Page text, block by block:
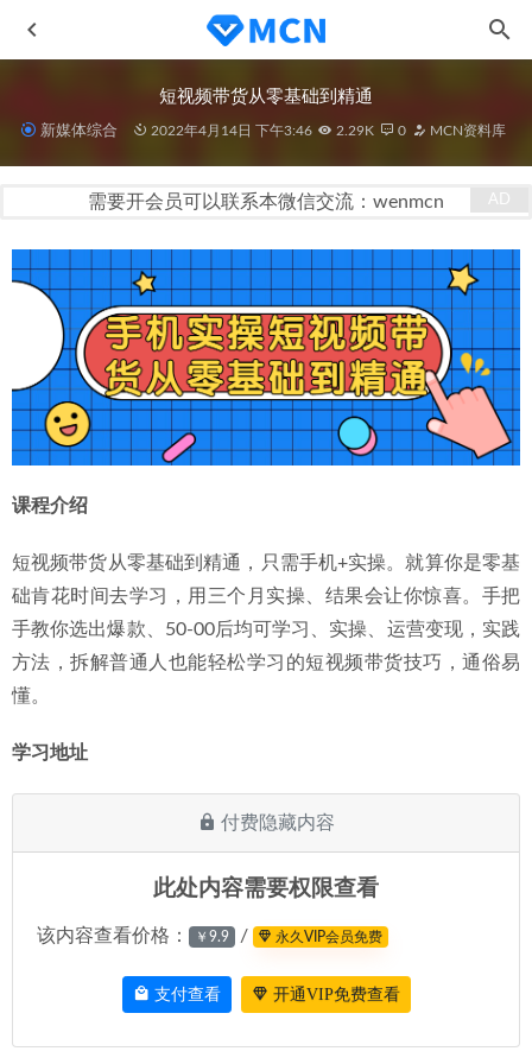
短视频带货从零基础到精通
新媒体综合 2022年4月14日 下午3:46 2.29K 0 MCN资料库
需要开会员可以联系本微信交流：wenmcn
课程介绍
短视频带货从零基础到精通，只需手机+实操。就算你是零基
础肯花时间去学习，用三个月实操、结果会让你惊喜。手把
手教你选出爆款、50-00后均可学习、实操、运营变现，实践
方法，拆解普通人也能轻松学习的短视频带货技巧，通俗易
懂。
学习地址
付费隐藏内容
此处内容需要权限查看
该内容查看价格： ￥9.9 / 永久VIP会员免费
支付查看 开通VIP免费查看
零基础学会短视频带货电商课 2023-02-07
免费临时邮箱24小时邮箱大全 2022-04-16
从0到1做一个可以落地的情感账号 2023-01-11
回忆流项目半年时间涨粉百万 带货变现暴利月赚10W+
2021-06-05
映客直播公会入驻指南